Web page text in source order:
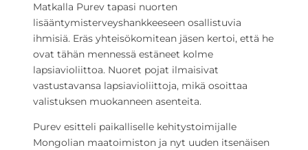
Matkalla Purev tapasi nuorten
lisääntymisterveyshankkeeseen osallistuvia
ihmisiä. Eräs yhteisökomitean jäsen kertoi, että he
ovat tähän mennessä estäneet kolme
lapsiavioliittoa. Nuoret pojat ilmaisivat
vastustavansa lapsiavioliittoja, mikä osoittaa
valistuksen muokanneen asenteita.
Purev esitteli paikalliselle kehitystoimijalle
Mongolian maatoimiston ja nyt uuden itsenäisen